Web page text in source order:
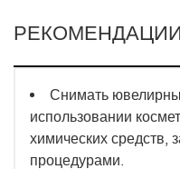
Снимать
использовании
химических средств,
процедурами.